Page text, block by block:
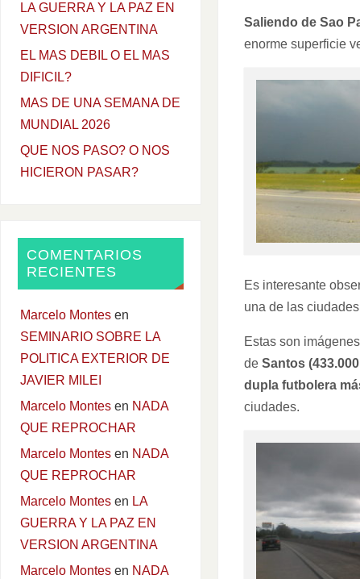
Saliendo de Sao
enorme superficie
Es interesante
una de las
Estas son
de Santos
dupla futbolera
ciudades.
LA GUERRA Y LA PAZ EN
VERSION ARGENTINA
EL MAS DEBIL O EL MAS
DIFICIL?
MAS DE UNA SEMANA DE
MUNDIAL 2026
QUE NOS PASO? O NOS
HICIERON PASAR?
COMENTARIOS
RECIENTES
Marcelo Montesen
SEMINARIO SOBRE LA
POLITICA EXTERIOR DE
JAVIER MILEI
Marcelo Montesen NADA
QUE REPROCHAR
Marcelo Montesen NADA
QUE REPROCHAR
Marcelo Montesen LA
GUERRA Y LA PAZ EN
VERSION ARGENTINA
Marcelo Montesen NADA